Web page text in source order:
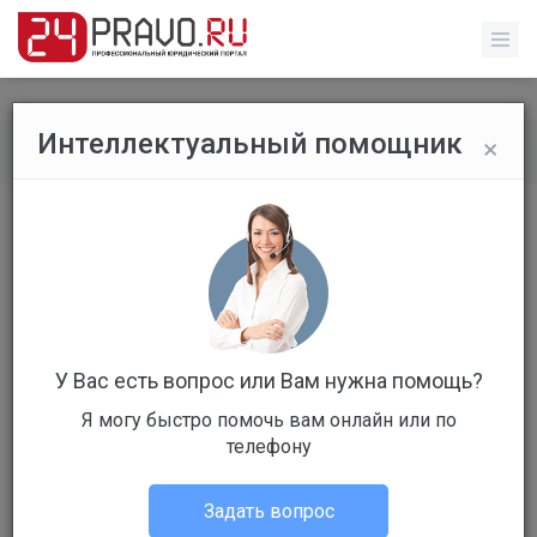
Обычные пользователи / Профиль пользователя ×
Интеллектуальный помощник
У Вас есть вопрос или Вам нужна помощь?
Я могу быстро помочь вам онлайн или по
телефону
Задать вопрос